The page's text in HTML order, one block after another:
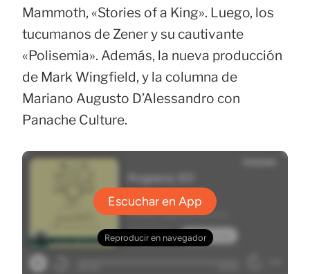
Mammoth, «Stories of a King». Luego, los
tucumanos de Zener y su cautivante
«Polisemia». Además, la nueva producción
de Mark Wingfield, y la columna de
Mariano Augusto D’Alessandro con
Panache Culture.